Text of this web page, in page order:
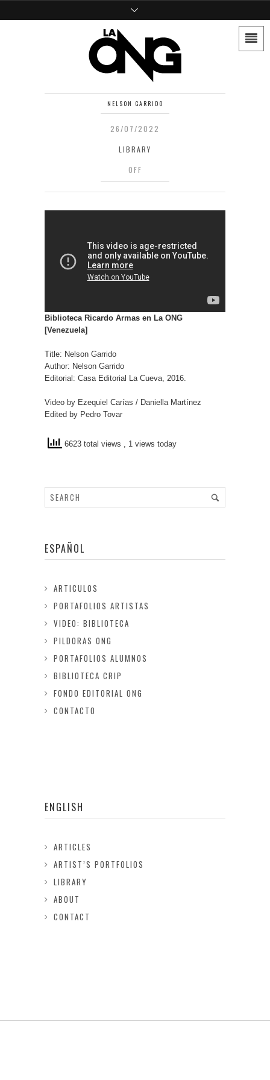
NELSON GARRIDO
26/07/2022
LIBRARY
OFF
Biblioteca Ricardo Armas en La ONG
[Venezuela]
Title: Nelson Garrido
Author: Nelson Garrido
Editorial: Casa Editorial La Cueva, 2016.
Video by Ezequiel Carías / Daniella Martínez
Edited by Pedro Tovar
6623 total views , 1 views today
ESPAÑOL
ARTICULOS
PORTAFOLIOS ARTISTAS
VIDEO: BIBLIOTECA
PILDORAS ONG
PORTAFOLIOS ALUMNOS
BIBLIOTECA CRIP
FONDO EDITORIAL ONG
CONTACTO
ENGLISH
ARTICLES
ARTIST’S PORTFOLIOS
LIBRARY
ABOUT
CONTACT